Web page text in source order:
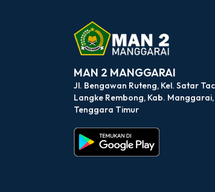
MAN 2 MANGGARAI
Jl. Bengawan Ruteng, Kel. Satar
Langke Rembong, Kab. Manggarai,
Tenggara Timur